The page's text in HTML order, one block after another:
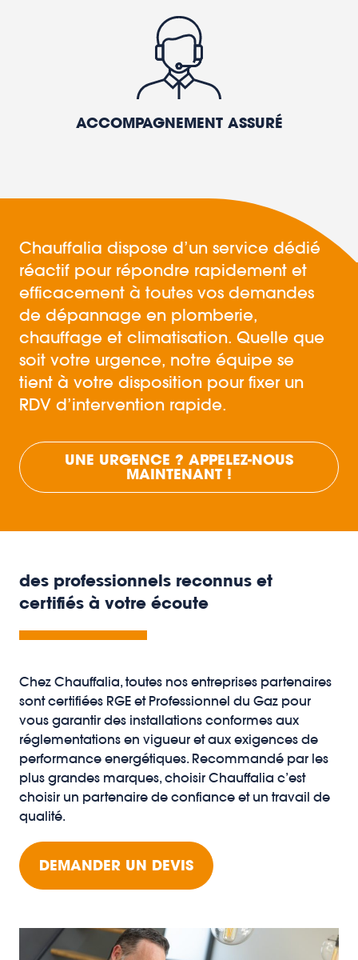
ACCOMPAGNEMENT ASSURÉ
Chauffalia dispose d’un service dédié
réactif pour répondre rapidement et
efficacement à toutes vos demandes
de dépannage en plomberie,
chauffage et climatisation. Quelle que
soit votre urgence, notre équipe se
tient à votre disposition pour fixer un
RDV d’intervention rapide.
UNE URGENCE ? APPELEZ-NOUS
MAINTENANT !
des professionnels reconnus et
certifiés à votre écoute
Chez Chauffalia, toutes nos entreprises partenaires
sont certifiées RGE et Professionnel du Gaz pour
vous garantir des installations conformes aux
réglementations en vigueur et aux exigences de
performance energétiques. Recommandé par les
plus grandes marques, choisir Chauffalia c’est
choisir un partenaire de confiance et un travail de
qualité.
DEMANDER UN DEVIS